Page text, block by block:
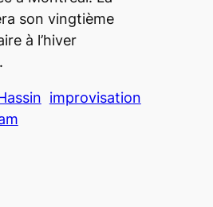
son vingtième
à l’hiver
improvisation